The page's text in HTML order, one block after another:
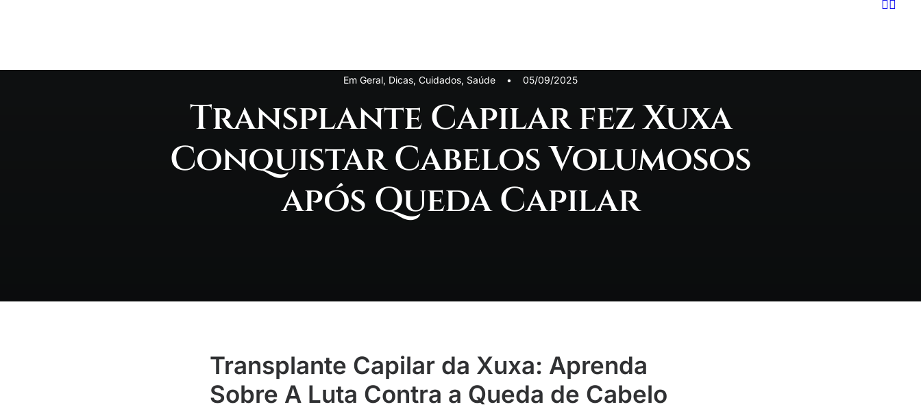
Em Geral, Dicas, Cuidados, Saúde • 05/09/2025
Transplante Capilar fez Xuxa
Conquistar Cabelos Volumosos
após Queda Capilar
Transplante Capilar da Xuxa: Aprenda
Sobre A Luta Contra a Queda de Cabelo